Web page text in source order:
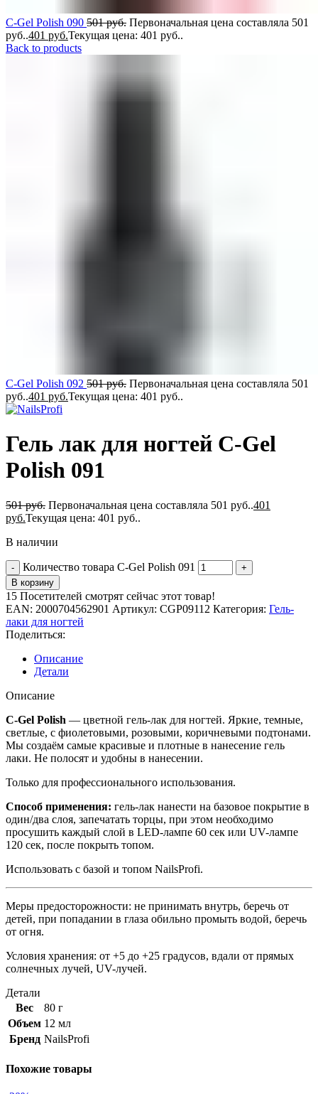
C-Gel Polish 090 501руб. Первоначальная цена составляла 501
руб..401 руб.Текущая цена: 401 руб..
Back to products
C-Gel Polish 092 501руб. Первоначальная цена составляла 501
руб..401 руб.Текущая цена: 401 руб..
Гель лак для ногтей C-Gel
Polish 091
501руб. Первоначальная цена составляла 501 руб..401
руб.Текущая цена: 401 руб..
В наличии
Количество товара C-Gel Polish 091
В корзину
15 Посетителей смотрят сейчас этот товар!
EAN: 2000704562901 Артикул: CGP09112 Категория: Гель-
лаки для ногтей
Поделиться:
Описание
Детали
Описание
C-Gel Polish — цветной гель-лак для ногтей. Яркие, темные,
светлые, с фиолетовыми, розовыми, коричневыми подтонами.
Мы создаём самые красивые и плотные в нанесение гель
лаки. Не полосят и удобны в нанесении.
Только для профессионального использования.
Способ применения: гель-лак нанести на базовое покрытие в
один/два слоя, запечатать торцы, при этом необходимо
просушить каждый слой в LED-лампе 60 сек или UV-лампе
120 сек, после покрыть топом.
Использовать с базой и топом NailsProfi.
Меры предосторожности: не принимать внутрь, беречь от
детей, при попадании в глаза обильно промыть водой, беречь
от огня.
Условия хранения: от +5 до +25 градусов, вдали от прямых
солнечных лучей, UV-лучей.
Детали
Вес
80 г
Объем 12 мл
Бренд NailsProfi
Похожие товары